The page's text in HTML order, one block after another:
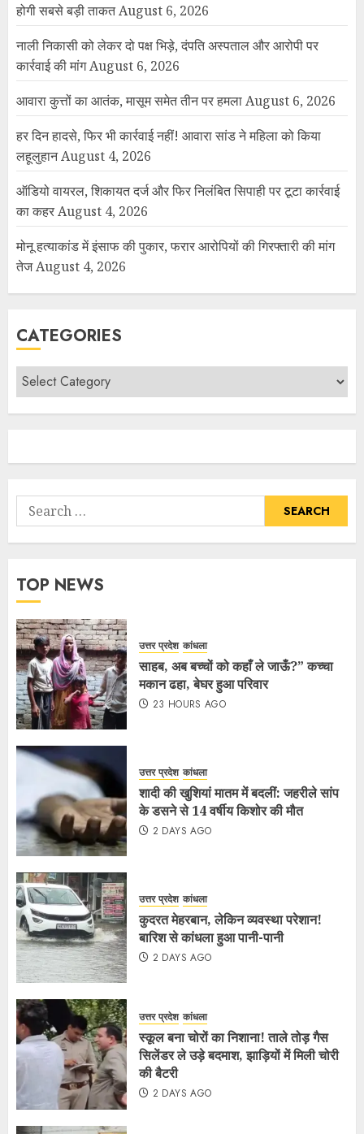
होगी सबसे बड़ी ताकतAugust 6, 2026
नाली निकासी को लेकर दो पक्ष भिड़े, दंपति अस्पताल और आरोपी पर
कार्रवाई की मांगAugust 6, 2026
आवारा कुत्तों का आतंक, मासूम समेत तीन पर हमलाAugust 6, 2026
हर दिन हादसे, फिर भी कार्रवाई नहीं! आवारा सांड ने महिला को किया
लहूलुहानAugust 4, 2026
ऑडियो वायरल, शिकायत दर्ज और फिर निलंबित सिपाही पर टूटा कार्रवाई
का कहरAugust 4, 2026
मोनू हत्याकांड में इंसाफ की पुकार, फरार आरोपियों की गिरफ्तारी की मांग
तेजAugust 4, 2026
CATEGORIES
TOP NEWS
उत्तर प्रदेश कांधला
साहब, अब बच्चों को कहाँ ले जाऊँ?” कच्चा
मकान ढहा, बेघर हुआ परिवार
23 HOURS AGO
उत्तर प्रदेश कांधला
शादी की खुशियां मातम में बदलीं: जहरीले सांप
के डसने से 14 वर्षीय किशोर की मौत
2 DAYS AGO
उत्तर प्रदेश कांधला
कुदरत मेहरबान, लेकिन व्यवस्था परेशान!
बारिश से कांधला हुआ पानी-पानी
2 DAYS AGO
उत्तर प्रदेश कांधला
स्कूल बना चोरों का निशाना! ताले तोड़ गैस
सिलेंडर ले उड़े बदमाश, झाड़ियों में मिली चोरी
की बैटरी
2 DAYS AGO